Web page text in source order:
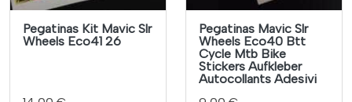
Pegatinas Kit Mavic Slr
Wheels Eco41 26
Pegatinas Mavic Slr
Wheels Eco40 Btt
Cycle Mtb Bike
Stickers Aufkleber
Autocollants Adesivi